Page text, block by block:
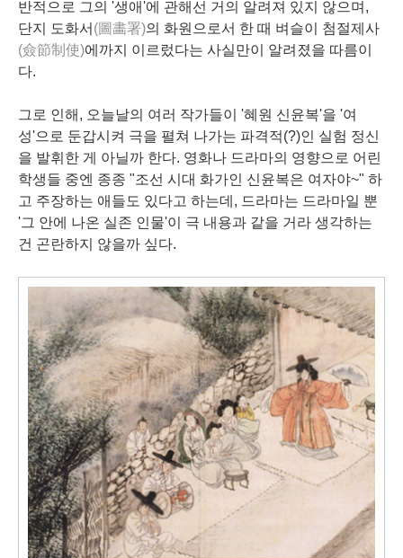
반적으로 그의 '생애'에 관해선 거의 알려져 있지 않으며,
단지 도화서 (圖畵署)의 화원으로서 한 때 벼슬이 첨절제사
(僉節制使)에까지 이르렀다는 사실만이 알려졌을 따름이
다.
그로 인해, 오늘날의 여러 작가들이 '혜원 신윤복'을 '여
성'으로 둔갑시켜 극을 펼쳐 나가는 파격적(?)인 실험 정신
을 발휘한 게 아닐까 한다. 영화나 드라마의 영향으로 어린
학생들 중엔 종종 "조선 시대 화가인 신윤복은 여자야~" 하
고 주장하는 애들도 있다고 하는데, 드라마는 드라마일 뿐
'그 안에 나온 실존 인물'이 극 내용과 같을 거라 생각하는
건 곤란하지 않을까 싶다.